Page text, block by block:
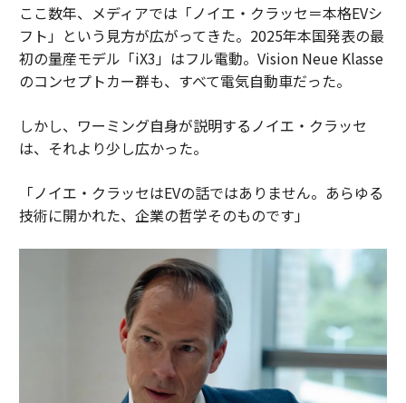
ここ数年、メディアでは「ノイエ・クラッセ＝本格EVシ
フト」という見方が広がってきた。2025年本国発表の最
初の量産モデル「iX3」はフル電動。Vision Neue Klasse
のコンセプトカー群も、すべて電気自動車だった。
しかし、ワーミング自身が説明するノイエ・クラッセ
は、それより少し広かった。
「ノイエ・クラッセはEVの話ではありません。あらゆる
技術に開かれた、企業の哲学そのものです」